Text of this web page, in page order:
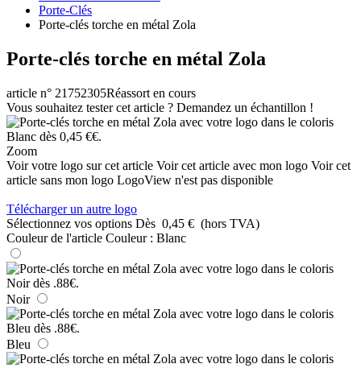
Porte-Clés
Porte-clés torche en métal Zola
Porte-clés torche en métal Zola
article n° 21752305Réassort en cours
Vous souhaitez tester cet article ? Demandez un échantillon !
Zoom
Voir votre logo sur cet article Voir cet article avec mon logo Voir cet
article sans mon logo LogoView n'est pas disponible
Télécharger un autre logo
Sélectionnez vos options Dès 0,45 € (hors TVA)
Couleur de l'article Couleur : Blanc
Noir
Bleu